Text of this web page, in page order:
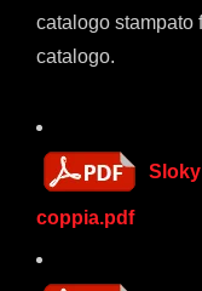
catalogo stampato
catalogo.
coppia.pdf